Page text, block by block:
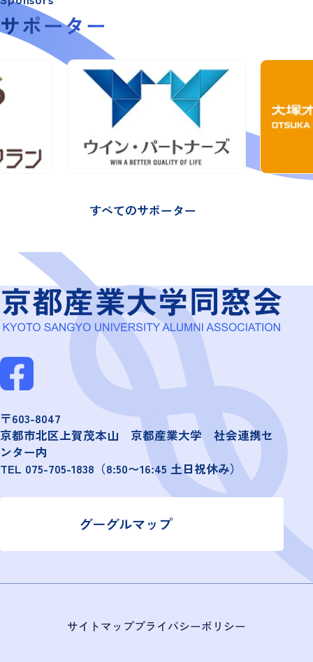
サポーター
すべてのサポーター
〒603-8047
京都市北区上賀茂本山 京都産業大学 社会連携セ
ンター内
TEL 075-705-1838 （8:50〜16:45 土日祝休み）
グーグルマップ
サイトマッププライバシーポリシー